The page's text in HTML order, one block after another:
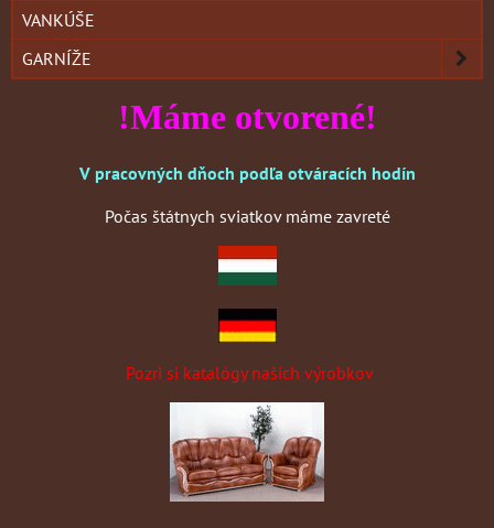
VANKÚŠE
GARNÍŽE
!Máme otvorené!
V pracovných dňoch podľa otváracích hodín
Počas štátnych sviatkov máme zavreté
Pozri si katalógy našich výrobkov